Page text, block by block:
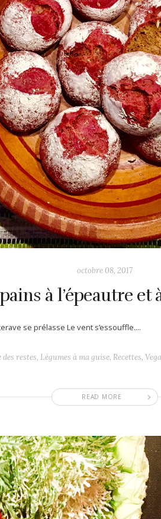
octobre 08, 2017
à l’épeautre et
se prélasse Le vent s’essouffle....
READ MORE
restes, Légumes à ma guise, Recettes,